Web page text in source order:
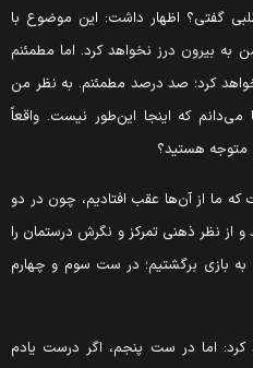
گفتی؟ اظهار داشت: این موضوع با
بیرون درز نخواهد کرد. اما مطمئنم
کرد؛ صد درصد مطمئنم. به نظر من
که اینجا این‌طور نیست. واقعاً
هستید؟
ما از آن‌ها عقب افتادیم، چون در دو
نظر ذهنی تمرکز و نگرش درستمان را
بازی برگشتیم؛ در ست سوم و چهارم
اما در ست پنجم، اگر درست یادم